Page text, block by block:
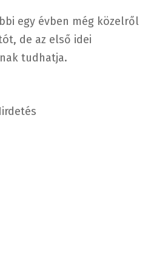
egy évben még közelről
de az első idei
tudhatja.